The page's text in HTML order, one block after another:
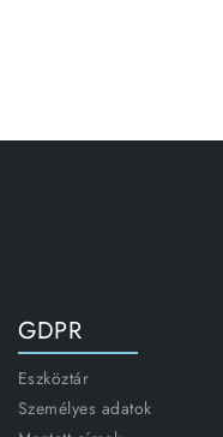
GDPR
Eszköztár
Személyes adatok